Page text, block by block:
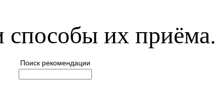
их приёма.
Поиск рекомендации